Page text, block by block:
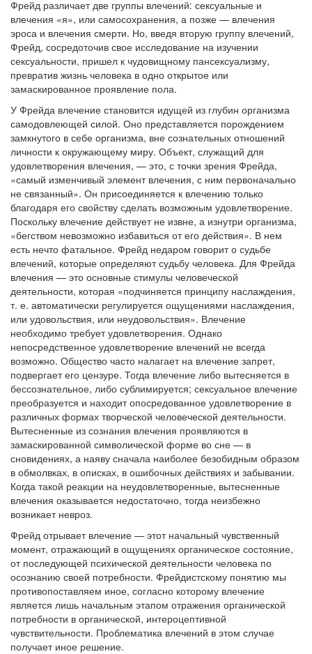
Фрейд различает две группы влечений: сексуальные и
влечения «я», или самосохранения, а позже — влечения
эроса и влечения смерти. Но, введя вторую группу влечений,
Фрейд, сосредоточив свое исследование на изучении
сексуальности, пришел к чудовищному пансексуализму,
превратив жизнь человека в одно открытое или
замаскированное проявление пола.
У Фрейда влечение становится идущей из глубин организма
самодовлеющей силой. Оно представляется порождением
замкнутого в себе организма, вне сознательных отношений
личности к окружающему миру. Объект, служащий для
удовлетворения влечения, — это, с точки зрения Фрейда,
«самый изменчивый элемент влечения, с ним первоначально
не связанный». Он присоединяется к влечению только
благодаря его свойству сделать возможным удовлетворение.
Поскольку влечение действует не извне, а изнутри организма,
«бегством невозможно избавиться от его действия». В нем
есть нечто фатальное. Фрейд недаром говорит о судьбе
влечений, которые определяют судьбу человека. Для Фрейда
влечения — это основные стимулы человеческой
деятельности, которая «подчиняется принципу наслаждения,
т. е. автоматически регулируется ощущениями наслаждения,
или удовольствия, или неудовольствия». Влечение
необходимо требует удовлетворения. Однако
непосредственное удовлетворение влечений не всегда
возможно. Общество часто налагает на влечение запрет,
подвергает его цензуре. Тогда влечение либо вытесняется в
бессознательное, либо сублимируется; сексуальное влечение
преобразуется и находит опосредованное удовлетворение в
различных формах творческой человеческой деятельности.
Вытесненные из сознания влечения проявляются в
замаскированной символической форме во сне — в
сновидениях, а наяву сначала наиболее безобидным образом
в обмолвках, в описках, в ошибочных действиях и забывании.
Когда такой реакции на неудовлетворенные, вытесненные
влечения оказывается недостаточно, тогда неизбежно
возникает невроз.
Фрейд отрывает влечение — этот начальный чувственный
момент, отражающий в ощущениях органическое состояние,
от последующей психической деятельности человека по
осознанию своей потребности. Фрейдистскому понятию мы
противопоставляем иное, согласно которому влечение
является лишь начальным этапом отражения органической
потребности в органической, интероцептивной
чувствительности. Проблематика влечений в этом случае
получает иное решение.